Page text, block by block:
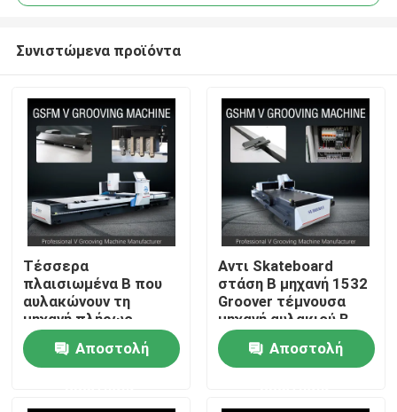
Σπίτι
Σχετικά με εμάς
Επαφές
Συνιστώμενα προϊόντα
Τέσσερα
πλαισιωμένα Β που
αυλακώνουν τη
μηχανή πλήρως
αυτόματη για την
ακρίβεια βιομηχανίας
πορτών
Αποστολή
Αντι Skateboard
στάση Β μηχανή 1532
Groover τέμνουσα
μηχανή αυλακιού Β
Αποστολή